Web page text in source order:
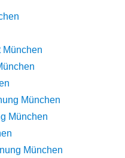
München
München
München
München